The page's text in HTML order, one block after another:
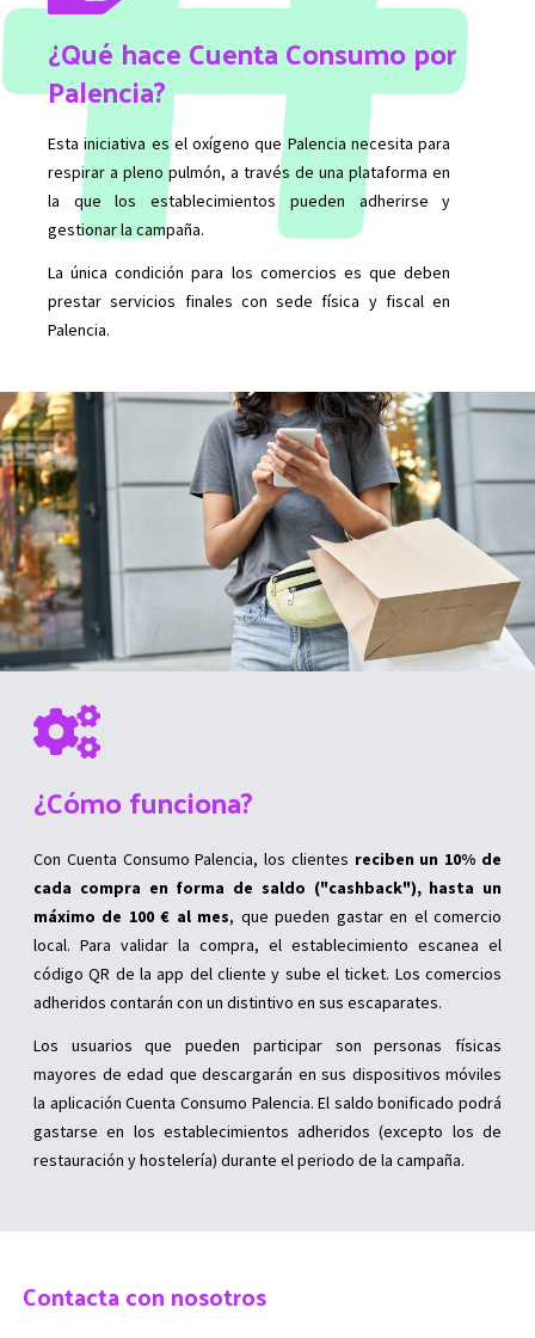
¿Qué hace Cuenta Consumo por
Palencia?
Esta iniciativa es el oxígeno que Palencia necesita para
respirar a pleno pulmón, a través de una plataforma en
la que los establecimientos pueden adherirse y
gestionar la campaña.
La única condición para los comercios es que deben
prestar servicios finales con sede física y fiscal en
Palencia.
¿Cómo funciona?
Con Cuenta Consumo Palencia, los clientes reciben un 10% de
cada compra en forma de saldo ("cashback"), hasta un
máximo de 100 € al mes, que pueden gastar en el comercio
local. Para validar la compra, el establecimiento escanea el
código QR de la app del cliente y sube el ticket. Los comercios
adheridos contarán con un distintivo en sus escaparates.
Los usuarios que pueden participar son personas físicas
mayores de edad que descargarán en sus dispositivos móviles
la aplicación Cuenta Consumo Palencia. El saldo bonificado podrá
gastarse en los establecimientos adheridos (excepto los de
restauración y hostelería) durante el periodo de la campaña.
Contacta con nosotros